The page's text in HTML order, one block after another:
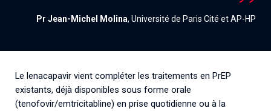
Pr Jean-Michel Molina, Université de Paris Cité et AP-HP
Le lenacapavir vient compléter les traitements en PrEP
existants, déjà disponibles sous forme orale
(tenofovir/emtricitabline) en prise quotidienne ou à la